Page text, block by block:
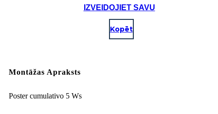
IZVEIDOJIET SAVU
Kopēt
Montāžas Apraksts
Poster cumulativo 5 Ws